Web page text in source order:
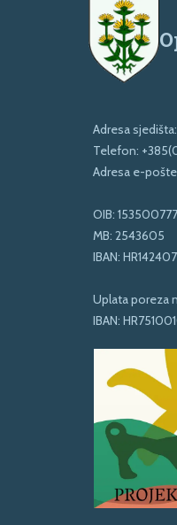
Adresa
Telefon:
Adresa e-
OIB:
MB: 2543605
IBAN:
Uplata poreza
IBAN: